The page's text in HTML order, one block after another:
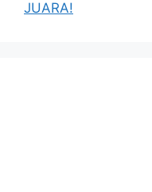
JUARA!